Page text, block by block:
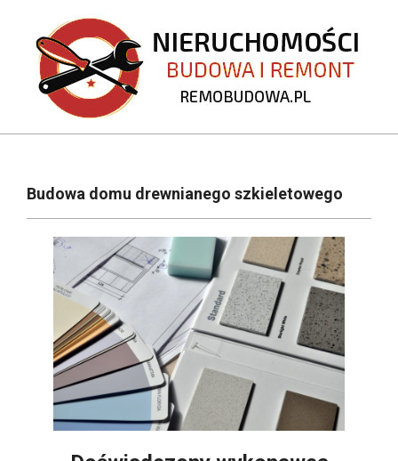
content
REMOBUDOWA.PL
NavigationBudowa domu drewnianego szkieletowego